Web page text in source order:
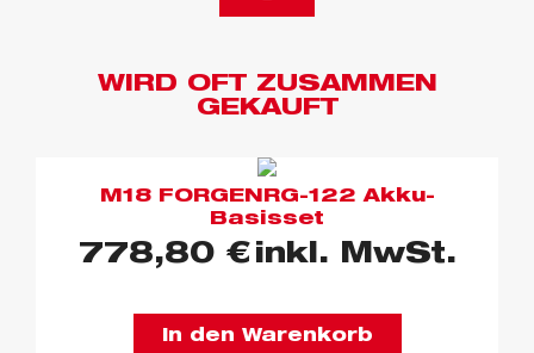
WIRD OFT ZUSAMMEN
GEKAUFT
M18 FORGENRG-122 Akku-
Basisset
778,80 € inkl. MwSt.
In den Warenkorb